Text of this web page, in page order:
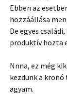
Ebben az
hozzáállása
De egyes
produktív hozta
Nnna, ez még
kezdünk a
agyam.